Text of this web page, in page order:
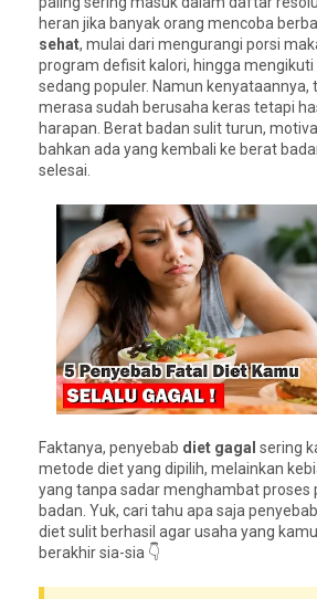
heran jika banyak orang mencoba
sehat, mulai dari mengurangi porsi
program defisit kalori, hingga
sedang populer. Namun kenyataannya,
merasa sudah berusaha keras tetapi
harapan. Berat badan sulit turun,
bahkan ada yang kembali ke berat
selesai.
Faktanya, penyebab diet gagal sering
metode diet yang dipilih, melainkan
yang tanpa sadar menghambat proses
badan. Yuk, cari tahu apa saja
diet sulit berhasil agar usaha yang
berakhir sia-sia 👇